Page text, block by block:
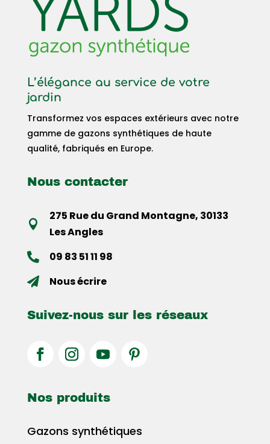
L’élégance au service de votre
jardin
Transformez vos espaces extérieurs avec notre
gamme de gazons synthétiques de haute
qualité, fabriqués en Europe.
Nous contacter

275 Rue du Grand Montagne, 30133
Les Angles
 09 83 51 11 98
 Nous écrire
Suivez-nous sur les réseaux
Nos produits
Gazons synthétiques